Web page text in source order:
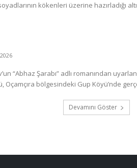
kökenleri üzerine hazırladığı altı
“Abhaz Şarabı” adlı romanından
Oçamçıra bölgesindeki Gup Köyü’nde
Devamını Göster